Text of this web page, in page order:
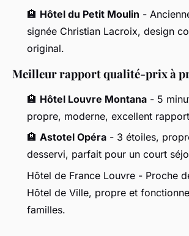
🏨 Hôtel du Petit Moulin -
signée Christian Lacroix, design
original.
Meilleur rapport qualité-prix à
🏨 Hôtel Louvre Montana - 5
propre, moderne, excellent
🏨 Astotel Opéra - 3 étoiles,
desservi, parfait pour un court
Hôtel de France Louvre - Proche
Hôtel de Ville, propre et
familles.